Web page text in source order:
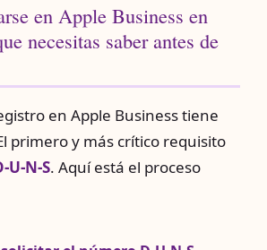
en Apple Business en
necesitas saber antes de
en Apple Business tiene
primero y más crítico requisito
U-N-S. Aquí está el proceso